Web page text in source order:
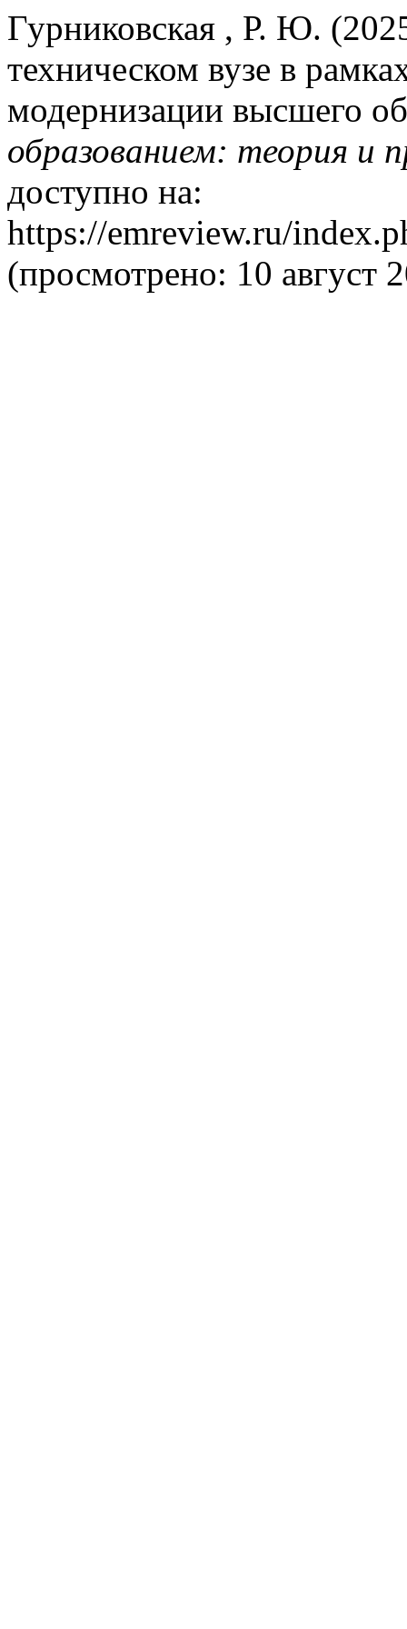
Гурниковская , Р. Ю.
техническом вузе в
модернизации высшего
образованием: теория и
доступно на:
https://emreview.ru/
(просмотрено: 10 август